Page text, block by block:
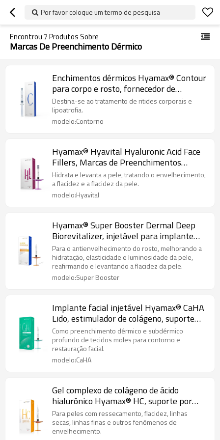
Por favor coloque um termo de pesquisa
Encontrou7Produtos Sobre
Marcas De Preenchimento Dérmico
Enchimentos dérmicos Hyamax® Contour
para corpo e rosto, fornecedor de
preenchimento de ácido hialurônico,
atacado e personalizado
Destina-se ao tratamento de ritides corporais e
lipoatrofia.
modelo:Contorno
Hyamax® Hyavital Hyaluronic Acid Face
Fillers, Marcas de Preenchimentos
Dérmicos, Suporte Atacado e
Personalizado
Hidrata e levanta a pele, tratando o envelhecimento,
a flacidez e a flacidez da pele.
modelo:Hyavital
Hyamax® Super Booster Dermal Deep
Biorevitalizer, injetável para implante
intradérmico, suporte por atacado e
personalizado
Para o antienvelhecimento do rosto, melhorando a
hidratação, elasticidade e luminosidade da pele,
reafirmando e levantando a flacidez da pele.
modelo:Super Booster
Implante facial injetável Hyamax® CaHA
Lido, estimulador de colágeno, suporte
por atacado e personalizado
Como preenchimento dérmico e subdérmico
profundo de tecidos moles para contorno e
restauração facial.
modelo:CaHA
Gel complexo de colágeno de ácido
hialurônico Hyamax® HC, suporte por
atacado e personalizado
Para peles com ressecamento, flacidez, linhas
secas, linhas finas e outros fenômenos de
envelhecimento.